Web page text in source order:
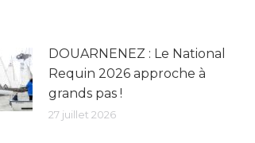
DOUARNENEZ : Le National
Requin 2026 approche à
grands pas !
27 juillet 2026